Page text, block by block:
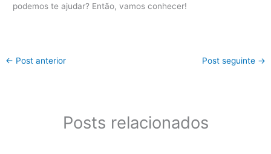
podemos te ajudar? Então, vamos conhecer!
← Post anterior Post seguinte →
Posts relacionados